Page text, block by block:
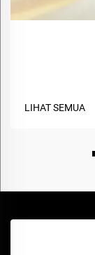
LIHAT SEMUA